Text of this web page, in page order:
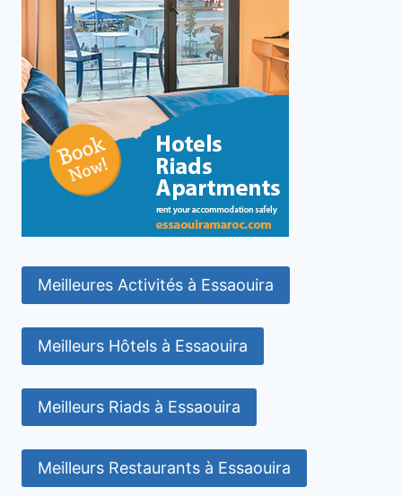
Meilleures Activités à Essaouira
Meilleurs Hôtels à Essaouira
Meilleurs Riads à Essaouira
Meilleurs Restaurants à Essaouira